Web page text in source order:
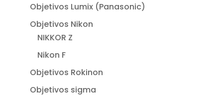
Objetivos Lumix (Panasonic)
Objetivos Nikon
NIKKOR Z
Nikon F
Objetivos Rokinon
Objetivos sigma